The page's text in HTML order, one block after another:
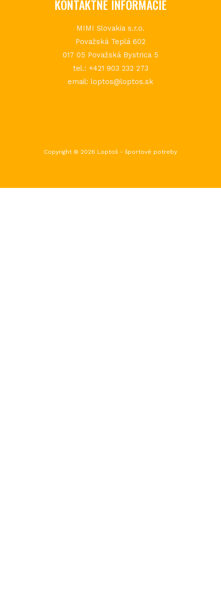
KONTAKTNÉ INFORMÁCIE
MIMI Slovakia s.r.o.
Považská Teplá 602
017 05 Považská Bystrica 5
tel.: +421 903 232 273
email: loptos@loptos.sk
Copyright © 2026 Loptoš - športové potreby